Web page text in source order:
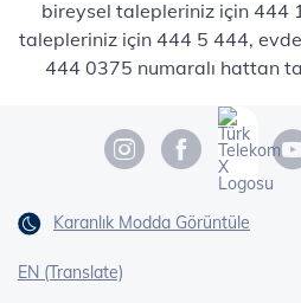
bireysel talepleriniz için 444
talepleriniz için 444 5 444,
444 0375 numaralı hattan
Karanlık Modda Görüntüle
EN (Translate)